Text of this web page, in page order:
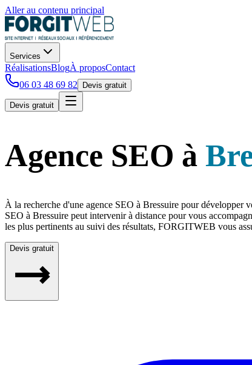
Aller au contenu principal
Services
RéalisationsBlogÀ proposContact
06 03 48 69 82
Devis gratuit
Devis gratuit
Agence SEO à
À la recherche d'une agence SEO à Bressuire pour développer
SEO à Bressuire peut intervenir à distance pour vous
les plus pertinents au suivi des résultats, FORGITWEB vous
Devis gratuit